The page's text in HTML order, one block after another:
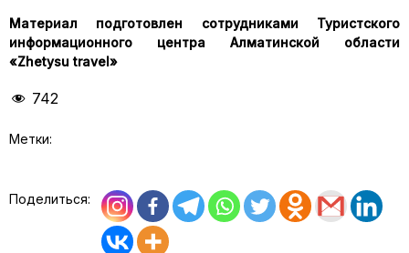
Материал подготовлен сотрудниками Туристского
информационного центра Алматинской области
«Zhetysu travel»
742
Метки:
Поделиться: